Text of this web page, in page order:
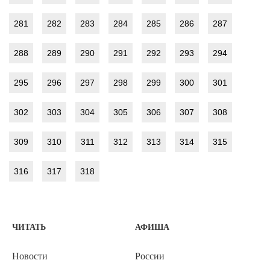
281 282 283 284 285 286 287
288 289 290 291 292 293 294
295 296 297 298 299 300 301
302 303 304 305 306 307 308
309 310 311 312 313 314 315
316 317 318
ЧИТАТЬ
Новости
АФИША
России